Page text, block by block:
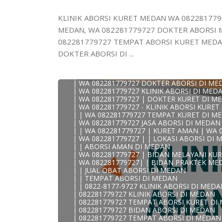
KLINIK ABORSI KURET MEDAN WA
MEDAN, WA 082281779727 DOKTER ABORSI
082281779727 TEMPAT ABORSI KURET
DOKTER ABORSI DI ...
| TEMPAT ABORSI DI MEDAN
| HTTPS://WA.ME/6282281779727 WA 082-
| WA 082281779727 KLINIK ABORSI KURET
| WA 082281779727 TEMPAT ABORSI DI
| WA 082281779727 BIDAN ABORSI DI
| WA 082281779727 TEMPAT ABORSI MEDAN
| WA 082281779727 DOKTER ABORSI DI
| WA 082281779727 KLINIK ABORSI DI
| WA 082281779727 | DOKTER KURET DI
| WA 082281779727 - KLINIK ABORSI KURET
| | WA 082281779727 TEMPAT KURET DI
| WA 082281779727 JASA ABORSI DI MEDAN
| | WA 082281779727 | KURET AMAN | WA
| WA 082281779727 | | LOKASI ABORSI DI
| | ABORSI AMAN DI MEDAN
| WA 082281779727 | BIDAN MELAYANI
| WA 082281779727| | BIDAN PRAKTEK
| | JUAL OBAT ABORSI DI MEDAN
| | TEMPAT ABORSI DI MEDAN
| | 0822-8177-9727 KLINIK ABORSI DI
| 082281779727 KLINIK ABORSI DI MEDAN
| 082281779727 TEMPAT ABORSI KURET DI
| 082281779727 BIDAN ABORSI DI MEDAN
| 082281779727 TEMPAT ABORSI DI MEDAN
KLINIK ABORSI KURET MEDAN WA
0822/81779/727 TEMPAT ABORSI MEDAN
WA 082281779727 DOKTER ABORSI MEDAN
WA 082281779727 KLINIK ABORSI MEDAN
WA 082281779727 TEMPAT ABORSI KURET
082281779727 BIDAN ABORSI DI MEDAN
082281779727 DOKTER ABORSI DI MEDAN
WA 0822*81779*727 TEMPAT ABORSI
WA 082281779727 DOKTER KURET DI
WA 082281779727 TEMPAT KURET DI MEDAN
WA 082281779727 JASA ABORSI DI MEDAN
| WA 082-281-779-727 KURET AMAN WA
| WA 082-281-779-727 LOKASI ABORSI DI
082-281-779-727 ABORSI AMAN DI MEDAN